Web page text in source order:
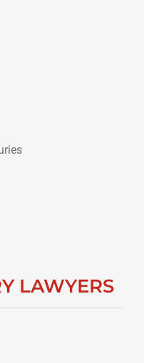
LAWYERS